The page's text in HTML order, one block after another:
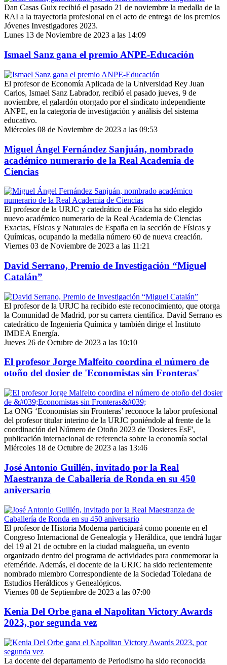
Dan Casas Guix recibió el pasado 21 de noviembre la medalla de la
RAI a la trayectoria profesional en el acto de entrega de los premios
Jóvenes Investigadores 2023.
Lunes 13 de Noviembre de 2023 a las 14:09
Ismael Sanz gana el premio ANPE-Educación
El profesor de Economía Aplicada de la Universidad Rey Juan
Carlos, Ismael Sanz Labrador, recibió el pasado jueves, 9 de
noviembre, el galardón otorgado por el sindicato independiente
ANPE, en la categoría de investigación y análisis del sistema
educativo.
Miércoles 08 de Noviembre de 2023 a las 09:53
Miguel Ángel Fernández Sanjuán, nombrado
académico numerario de la Real Academia de
Ciencias
El profesor de la URJC y catedrático de Física ha sido elegido
nuevo académico numerario de la Real Academia de Ciencias
Exactas, Físicas y Naturales de España en la sección de Físicas y
Químicas, ocupando la medalla número 60 de nueva creación.
Viernes 03 de Noviembre de 2023 a las 11:21
David Serrano, Premio de Investigación “Miguel
Catalán”
El profesor de la URJC ha recibido este reconocimiento, que otorga
la Comunidad de Madrid, por su carrera científica. David Serrano es
catedrático de Ingeniería Química y también dirige el Instituto
IMDEA Energía.
Jueves 26 de Octubre de 2023 a las 10:10
El profesor Jorge Malfeito coordina el número de
otoño del dosier de 'Economistas sin Fronteras'
La ONG ‘Economistas sin Fronteras’ reconoce la labor profesional
del profesor titular interino de la URJC poniéndole al frente de la
coordinación del Número de Otoño 2023 de 'Dosieres EsF',
publicación internacional de referencia sobre la economía social
Miércoles 18 de Octubre de 2023 a las 13:46
José Antonio Guillén, invitado por la Real
Maestranza de Caballería de Ronda en su 450
aniversario
El profesor de Historia Moderna participará como ponente en el
Congreso Internacional de Genealogía y Heráldica, que tendrá lugar
del 19 al 21 de octubre en la ciudad malagueña, un evento
organizado dentro del programa de actividades para conmemorar la
efeméride. Además, el docente de la URJC ha sido recientemente
nombrado miembro Correspondiente de la Sociedad Toledana de
Estudios Heráldicos y Genealógicos.
Viernes 08 de Septiembre de 2023 a las 07:00
Kenia Del Orbe gana el Napolitan Victory Awards
2023, por segunda vez
La docente del departamento de Periodismo ha sido reconocida